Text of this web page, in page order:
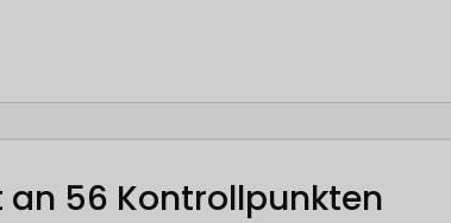
an 56 Kontrollpunkten